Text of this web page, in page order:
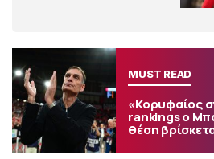
MUST READ
«Κορυφαίος
rankings ο
θέση